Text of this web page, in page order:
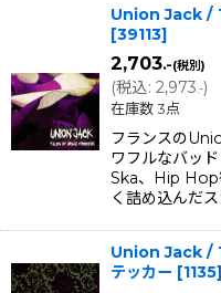
Union Jack /
[39113]
2,703.-(税別)
(税込: 2,973.-)
在庫数 3点
フランスの
ワフルなバッ
Ska、Hip Hop
く詰め込んだ
Union Jack /
テッカー [1135]